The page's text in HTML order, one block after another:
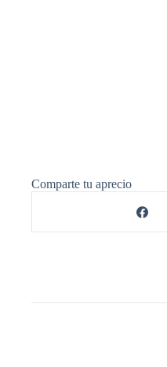
Comparte tu aprecio